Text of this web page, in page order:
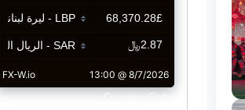
CurrencyRate